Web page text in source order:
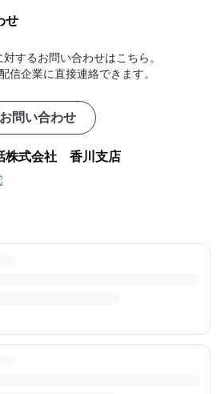
せ
するお問い合わせはこちら。
信企業に直接連絡できます。
お問い合わせ
株式会社 香川支店